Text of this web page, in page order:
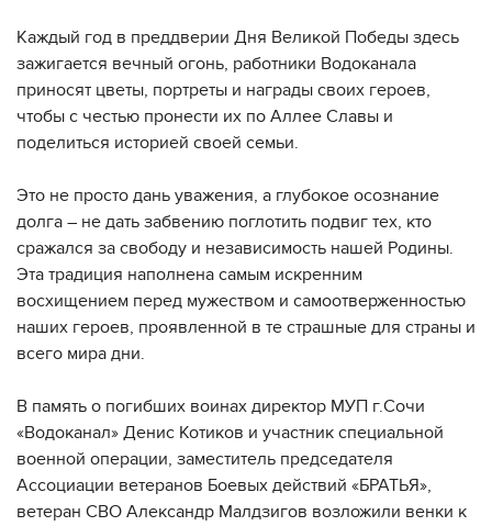
Каждый год в преддверии Дня Великой Победы здесь
зажигается вечный огонь, работники Водоканала
приносят цветы, портреты и награды своих героев,
чтобы с честью пронести их по Аллее Славы и
поделиться историей своей семьи.
Это не просто дань уважения, а глубокое осознание
долга – не дать забвению поглотить подвиг тех, кто
сражался за свободу и независимость нашей Родины.
Эта традиция наполнена самым искренним
восхищением перед мужеством и самоотверженностью
наших героев, проявленной в те страшные для страны и
всего мира дни.
В память о погибших воинах директор МУП г.Сочи
«Водоканал» Денис Котиков и участник специальной
военной операции, заместитель председателя
Ассоциации ветеранов Боевых действий «БРАТЬЯ»,
ветеран СВО Александр Малдзигов возложили венки к